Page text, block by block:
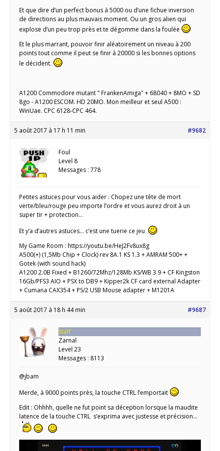
Et que dire d’un perfect bonus à 5000 ou d’une fichue inversion
de directions au plus mauvais moment. Ou un gros alien qui
explose d’un peu trop près et te dégomme dans la foulée
Et le plus marrant, pouvoir finir aléatoirement un niveau à 200
points tout comme il peut se finir à 20000 si les bonnes options
le décident.
A1200 Commodore mutant " FrankenAmiga" + 68040 + 8MO + SD
8go - A1200 ESCOM. HD 20MO. Mon meilleur et seul A500 :
WinUae. CPC 6128-CPC 464.
5 août 2017 à 17 h 11 min #9682
Foul
Level 8
Messages : 778
Petites astuces pour vous aider : Chopez une tête de mort
verte/bleu/rouge peu importe l’ordre et vous aurez droit à un
super tir + protection…
Et y’a d’autres astuces… c’est une tuerie ce jeu
My Game Room : https://youtu.be/HeJ2Fv8ux8g
A500(+) (1,5Mb Chip + Clock) rev 8A.1 KS 1.3 + AMRAM 500+ +
Gotek (with sound hack)
A1200 2.0B Fixed + B1260/72Mhz/128Mb KS/WB 3.9 + CF Kingston
16Gb/PFS3 AIO + PSX to DB9 + Kipper2k CF card external Adapter
+ Cumana CAX354 + PS/2 USB Mouse adapter + M1201A
5 août 2017 à 18 h 44 min #9687
Staff
Zarnal
Level 23
Messages : 8113
@jbam
Merde, à 9000 points près, la touche CTRL l’emportait
Edit : Ohhhh, quelle ne fut point sa déception lorsque la maudite
latence de la touche CTRL s’exprima avec justesse et précision…